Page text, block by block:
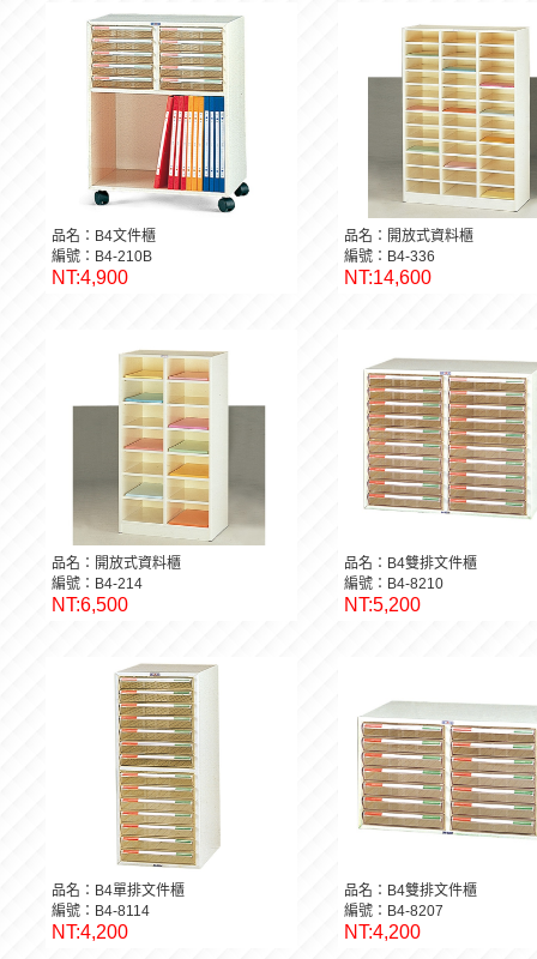
品名：B4文件櫃
編號：B4-210B
NT:4,900
品名：開放式資料櫃
編號：B4-336
NT:14,600
品名：開放式資料櫃
編號：B4-214
NT:6,500
品名：B4雙排文件櫃
編號：B4-8210
NT:5,200
品名：B4單排文件櫃
編號：B4-8114
NT:4,200
品名：B4雙排文件櫃
編號：B4-8207
NT:4,200